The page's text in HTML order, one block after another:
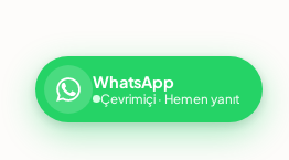
WhatsApp
Çevrimiçi · Hemen yanıt